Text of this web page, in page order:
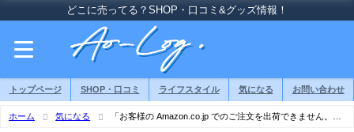
どこに売ってる？SHOP・口コミ&グッズ情報！
トップページ SHOP・口コミ ライフスタイル 気になる お問い合わせ
ホーム 気になる
「お客様の Amazon.co.jp でのご注文を出荷できません。異